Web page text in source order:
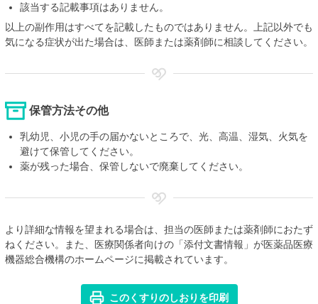
該当する記載事項はありません。
以上の副作用はすべてを記載したものではありません。上記以外でも
気になる症状が出た場合は、医師または薬剤師に相談してください。
保管方法その他
乳幼児、小児の手の届かないところで、光、高温、湿気、火気を
避けて保管してください。
薬が残った場合、保管しないで廃棄してください。
より詳細な情報を望まれる場合は、担当の医師または薬剤師におたず
ねください。また、医療関係者向けの「添付文書情報」が医薬品医療
機器総合機構のホームページに掲載されています。
このくすりのしおりを印刷